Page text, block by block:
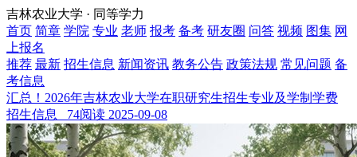
吉林农业大学 · 同等学力
首页 简章 学院 专业 老师 报考 备考 研友圈 问答 视频 图集 网
上报名
推荐 最新 招生信息 新闻资讯 教务公告 政策法规 常见问题 备
考信息
汇总！2026年吉林农业大学在职研究生招生专业及学制学费
招生信息 74阅读 2025-09-08